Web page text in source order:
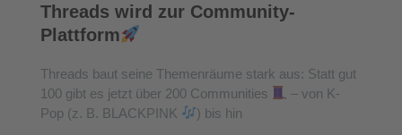
Threads wird zur Community-
Plattform
Threads baut seine Themenräume stark aus: Statt gut
100 gibt es jetzt über 200 Communities
– von K-
Pop (z. B. BLACKPINK
) bis hin